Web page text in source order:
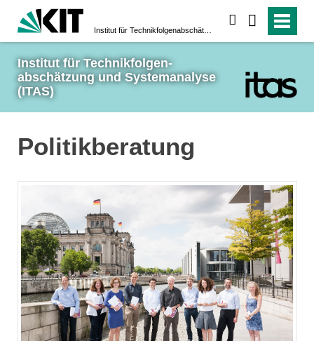
Institut für Technikfolgen­
abschätzung und System­analyse
(ITAS)
Politikberatung